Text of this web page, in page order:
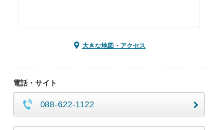
大きな地図・アクセス
電話・サイト
088-622-1122